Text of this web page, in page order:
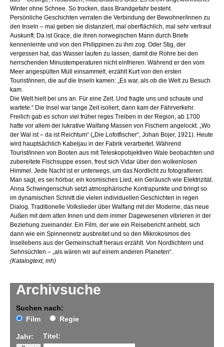
Archivsuche
Suchen nach:
Film
Regie
Jahr: Titel:
Winter ohne Schnee. So trocken, dass Brandgefahr besteht.
Persönliche Geschichten verraten die Verbindung der Bewohner/innen zu
den Inseln – mal geben sie distanziert, mal oberflächlich, mal sehr vertraut
Auskunft: Da ist Grace, die ihren norwegischen Mann durch Briefe
kennenlernte und von den Philippinen zu ihm zog. Oder Stig, der
vergessen hat, das Wasser laufen zu lassen, damit die Rohre bei den
herrschenden Minustemperaturen nicht einfrieren. Während er den vom
Meer angespülten Müll einsammelt, erzählt Kurt von den ersten
Tourist/innen, die auf die Inseln kamen: „Es war, als ob die Welt zu Besuch
kam.
Die Welt hielt bei uns an. Für eine Zeit. Und fragte uns und schaute und
wartete.“ Die Insel war lange Zeit isoliert, dann kam der Fährverkehr.
Freilich gab es schon viel früher reges Treiben in der Region, ab 1700
hatte vor allem der lukrative Walfang Massen von Fischern angelockt. „Wo
der Wal ist – da ist Reichtum“ („Die Lofotfischer“, Johan Bojer, 1921). Heute
wird hauptsächlich Kabeljau in der Fabrik verarbeitet. Während
Tourist/innen von Booten aus mit Teleskopobjektiven Wale beobachten und
zubereitete Fischsuppe essen, freut sich Vidar über den wolkenlosen
Himmel. Jede Nacht ist er unterwegs, um das Nordlicht zu fotografieren.
Man sagt, es sei hörbar, ein kosmisches Lied, ein Geräusch wie Elektrizität.
Anna Schwingenschuh setzt atmosphärische Kontrapunkte und bringt so
im dynamischen Schnitt die vielen individuellen Geschichten in regen
Dialog. Traditionelle Volkslieder über Walfang mit der Moderne, das neue
Außen mit dem alten Innen und dem immer Dagewesenen vibrieren in der
Beziehung zueinander. Ein Film, der wie ein Reisebericht anhebt, sich
dann wie ein Spinnennetz ausbreitet und so den Mikrokosmos des
Insellebens aus der Gemeinschaft heraus erzählt. Von Nordlichtern und
Sehnsüchten – „als wären wir auf einem anderen Planeten“.
(Katalogtext, mh)